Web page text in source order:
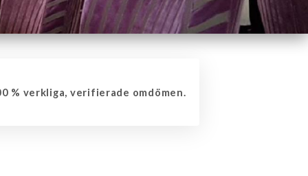
% verkliga, verifierade omdömen.